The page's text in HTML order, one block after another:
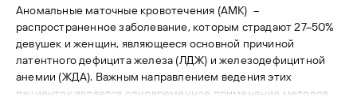
Аномальные маточные кровотечения (АМК) –
распространенное заболевание, которым страдают 27–50%
девушек и женщин, являющееся основной причиной
латентного дефицита железа (ЛДЖ) и железодефицитной
анемии (ЖДА). Важным направлением ведения этих
пациенток является одновременное применение методов